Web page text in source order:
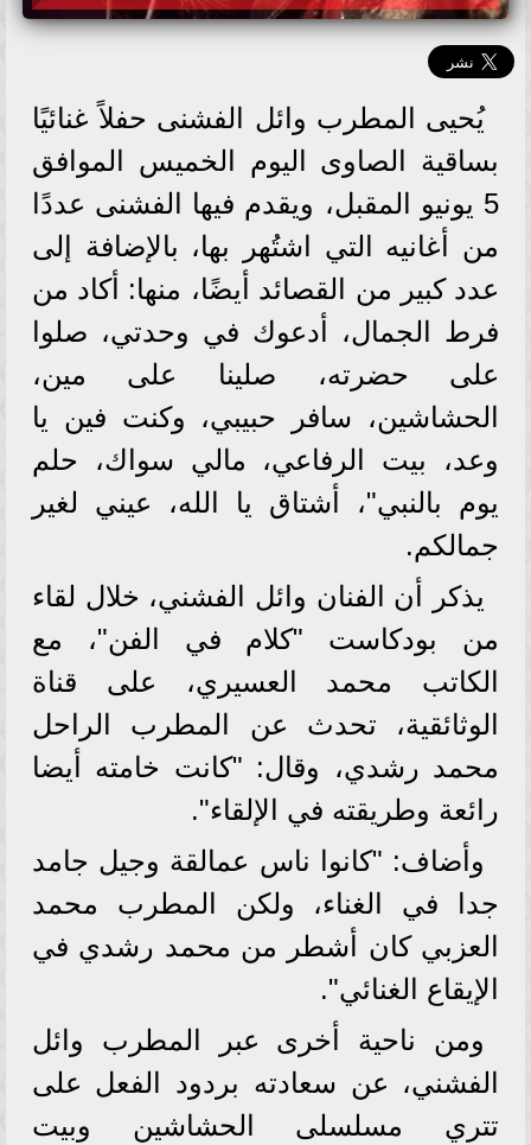
يُحيى المطرب وائل الفشنى حفلاً غنائيًا
بساقية الصاوى اليوم الخميس الموافق
5 يونيو المقبل، ويقدم فيها الفشنى عددًا
من أغانيه التي اشتُهر بها، بالإضافة إلى
عدد كبير من القصائد أيضًا، منها: أكاد من
فرط الجمال، أدعوك في وحدتي، صلوا
على حضرته، صلينا على مين،
الحشاشين، سافر حبيبي، وكنت فين يا
وعد، بيت الرفاعي، مالي سواك، حلم
يوم بالنبي"، أشتاق يا الله، عيني لغير
جمالكم.
يذكر أن الفنان وائل الفشني، خلال لقاء
من بودكاست "كلام في الفن"، مع
الكاتب محمد العسيري، على قناة
الوثائقية، تحدث عن المطرب الراحل
محمد رشدي، وقال: "كانت خامته أيضا
رائعة وطريقته في الإلقاء".
وأضاف: "كانوا ناس عمالقة وجيل جامد
جدا في الغناء، ولكن المطرب محمد
العزبي كان أشطر من محمد رشدي في
الإيقاع الغنائي".
ومن ناحية أخرى عبر المطرب وائل
الفشني، عن سعادته بردود الفعل على
تتري مسلسلى الحشاشين وبيت